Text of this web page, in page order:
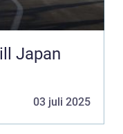
Japan
03 juli 2025